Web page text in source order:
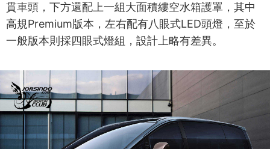
貫車頭，下方還配上一組大面積縷空水箱護罩，其中
高規Premium版本，左右配有八眼式LED頭燈，至於
一般版本則採四眼式燈組，設計上略有差異。